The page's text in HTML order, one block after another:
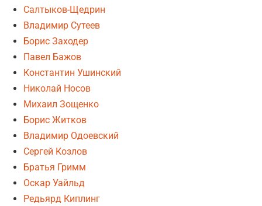
Салтыков-Щедрин
Владимир Сутеев
Борис Заходер
Павел Бажов
Константин Ушинский
Николай Носов
Михаил Зощенко
Борис Житков
Владимир Одоевский
Сергей Козлов
Братья Гримм
Оскар Уайльд
Редьярд Киплинг